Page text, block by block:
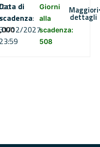
di
scadenza:
12/2027
23:59
Giorni
alla
scadenza:
508
Maggiori
dettagli